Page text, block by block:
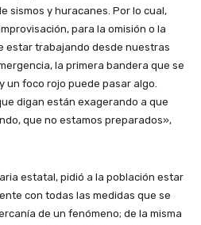
sismos y huracanes. Por lo cual,
para la omisión o la
estar trabajando desde nuestras
la primera bandera que se
un foco rojo puede pasar algo.
digan están exagerando a que
que no estamos preparados»,
estatal, pidió a la población estar
con todas las medidas que se
de un fenómeno; de la misma